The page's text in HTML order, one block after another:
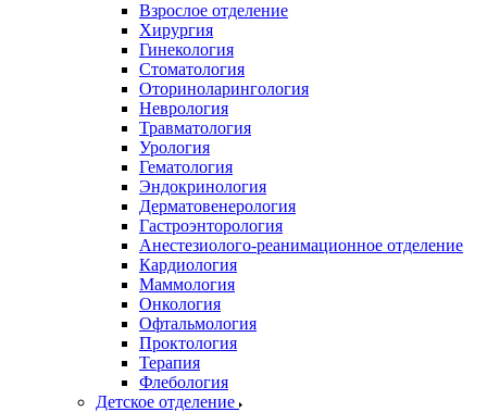
Взрослое отделение
Хирургия
Гинекология
Стоматология
Оториноларингология
Неврология
Травматология
Урология
Гематология
Эндокринология
Дерматовенерология
Гастроэнторология
Анестезиолого-реанимационное отделение
Кардиология
Маммология
Онкология
Офтальмология
Проктология
Терапия
Флебология
Детское отделение